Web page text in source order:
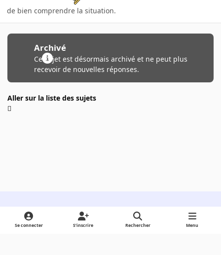
de bien comprendre la situation.
Archivé
Ce sujet est désormais archivé et ne peut plus
recevoir de nouvelles réponses.
Aller sur la liste des sujets
Light ModeDark ModeSystem Preference
Se connecter S’inscrire Rechercher Menu